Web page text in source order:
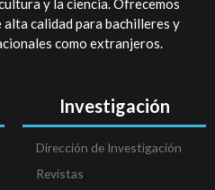
y la ciencia. Ofrecemos
alta calidad para bachilleres y
como extranjeros.
Investigación
Dirección de Investigación
Revistas